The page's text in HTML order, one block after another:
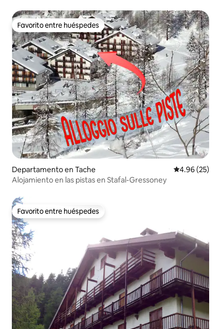
Favorito entre huéspedes
Favorito entre huéspedes
Departamento en Tache Calificación
4.96 (25)
Alojamiento en las pistas en Stafal-Gressoney
Favorito entre huéspedes
Favorito entre huéspedes